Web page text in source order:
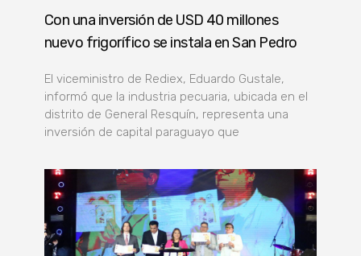
Con una inversión de USD 40 millones
nuevo frigorífico se instala en San Pedro
El viceministro de Rediex, Eduardo Gustale,
informó que la industria pecuaria, ubicada en el
distrito de General Resquín, representa una
inversión de capital paraguayo que